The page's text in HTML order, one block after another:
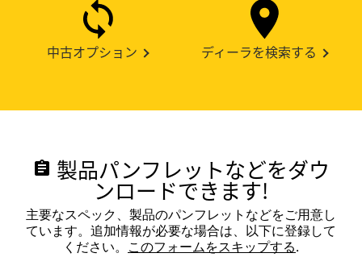
中古オプション ディーラを検索する
assignment 製品パンフレットなどをダウ
ンロードできます!
主要なスペック、製品のパンフレットなどをご用意し
ています。追加情報が必要な場合は、以下に登録して
ください。 このフォームをスキップする.